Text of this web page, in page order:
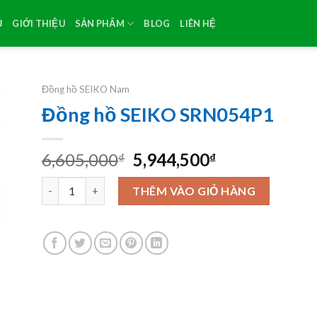
GIỚI THIỆU SẢN PHẨM BLOG LIÊN HỆ
Đồng hồ SEIKO Nam
Đồng hồ SEIKO SRN054P1
6,605,000₫ Original
price
was:
6,605,000₫.
5,944,500₫Current
price
is:
5,944,500₫.
Đồng hồ SEIKO SRN054P1 số lượng
THÊM VÀO GIỎ HÀNG